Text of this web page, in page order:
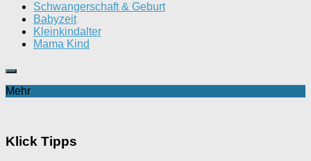
Schwangerschaft & Geburt
Babyzeit
Kleinkindalter
Mama Kind
Mehr
Klick Tipps